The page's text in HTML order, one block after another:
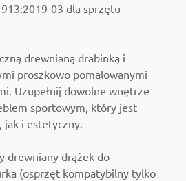
03 dla sprzętu
drewnianą drabinką i
proszkowo pomalowanymi
Uzupełnij dowolne wnętrze
sportowym, który jest
i estetyczny.
drewniany drążek do
(osprzęt kompatybilny tylko